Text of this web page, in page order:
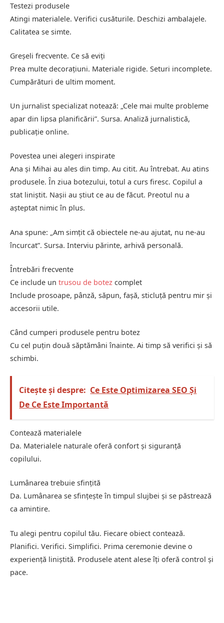
Testezi produsele
Atingi materialele. Verifici cusăturile. Deschizi ambalajele.
Calitatea se simte.
Greșeli frecvente. Ce să eviți
Prea multe decorațiuni. Materiale rigide. Seturi incomplete.
Cumpărături de ultim moment.
Un jurnalist specializat notează: „Cele mai multe probleme
apar din lipsa planificării”. Sursa. Analiză jurnalistică,
publicație online.
Povestea unei alegeri inspirate
Ana și Mihai au ales din timp. Au citit. Au întrebat. Au atins
produsele. În ziua botezului, totul a curs firesc. Copilul a
stat liniștit. Nașii au știut ce au de făcut. Preotul nu a
așteptat nimic în plus.
Ana spune: „Am simțit că obiectele ne-au ajutat, nu ne-au
încurcat”. Sursa. Interviu părinte, arhivă personală.
Întrebări frecvente
Ce include un trusou de botez complet
Include prosoape, pânză, săpun, fașă, sticluță pentru mir și
accesorii utile.
Când cumperi produsele pentru botez
Cu cel puțin două săptămâni înainte. Ai timp să verifici și să
schimbi.
Citește și despre: Ce Este Optimizarea SEO Și
De Ce Este Importantă
Contează materialele
Da. Materialele naturale oferă confort și siguranță
copilului.
Lumânarea trebuie sfințită
Da. Lumânarea se sfințește în timpul slujbei și se păstrează
ca amintire.
Tu alegi pentru copilul tău. Fiecare obiect contează.
Planifici. Verifici. Simplifici. Prima ceremonie devine o
experiență liniștită. Produsele atent alese îți oferă control și
pace.